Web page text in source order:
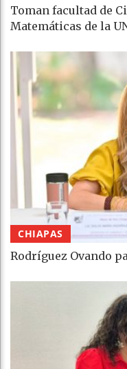
Toman facultad de
Matemáticas de la
CHIAPAS
Rodríguez Ovando